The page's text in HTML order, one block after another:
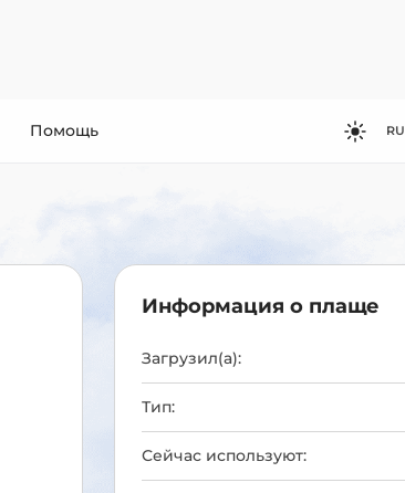
Помощь RU
KO
Информация о плаще
Загрузил(а):
Тип:
Сейчас используют: